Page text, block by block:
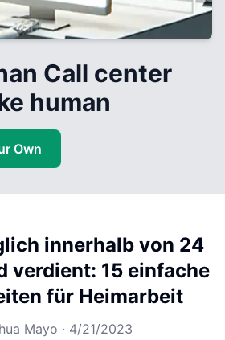
Call center
human
Own
innerhalb von 24
verdient: 15 einfache
für Heimarbeit
Mayo · 4/21/2023